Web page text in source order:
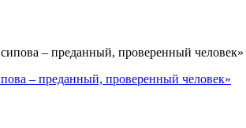
– преданный, проверенный человек»